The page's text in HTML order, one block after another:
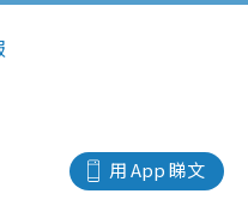
用 App 睇文